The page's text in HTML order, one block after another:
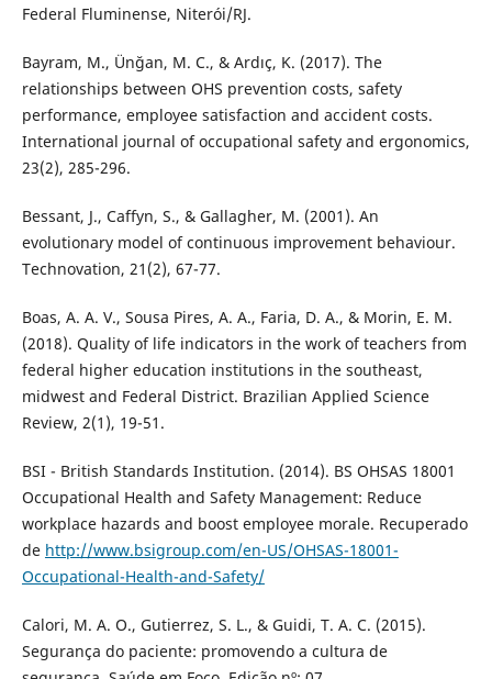
Federal Fluminense, Niterói/RJ.
Bayram, M., Ünğan, M. C., & Ardıç, K. (2017). The
relationships between OHS prevention costs, safety
performance, employee satisfaction and accident costs.
International journal of occupational safety and ergonomics,
23(2), 285-296.
Bessant, J., Caffyn, S., & Gallagher, M. (2001). An
evolutionary model of continuous improvement behaviour.
Technovation, 21(2), 67-77.
Boas, A. A. V., Sousa Pires, A. A., Faria, D. A., & Morin, E. M.
(2018). Quality of life indicators in the work of teachers from
federal higher education institutions in the southeast,
midwest and Federal District. Brazilian Applied Science
Review, 2(1), 19-51.
BSI - British Standards Institution. (2014). BS OHSAS 18001
Occupational Health and Safety Management: Reduce
workplace hazards and boost employee morale. Recuperado
de http://www.bsigroup.com/en-US/OHSAS-18001-
Occupational-Health-and-Safety/
Calori, M. A. O., Gutierrez, S. L., & Guidi, T. A. C. (2015).
Segurança do paciente: promovendo a cultura de